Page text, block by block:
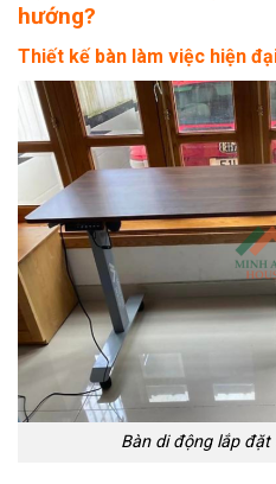
hướng?
Thiết kế bàn làm việc hiện
Bàn di động lắp